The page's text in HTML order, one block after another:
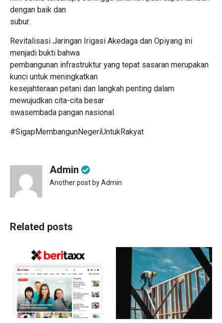
dengan baik dan
subur.
Revitalisasi Jaringan Irigasi Akedaga dan Opiyang ini
menjadi bukti bahwa
pembangunan infrastruktur yang tepat sasaran merupakan
kunci untuk meningkatkan
kesejahteraan petani dan langkah penting dalam
mewujudkan cita-cita besar
swasembada pangan nasional.
#SigapMembangunNegeriUntukRakyat
Admin
Another post by Admin
Related posts